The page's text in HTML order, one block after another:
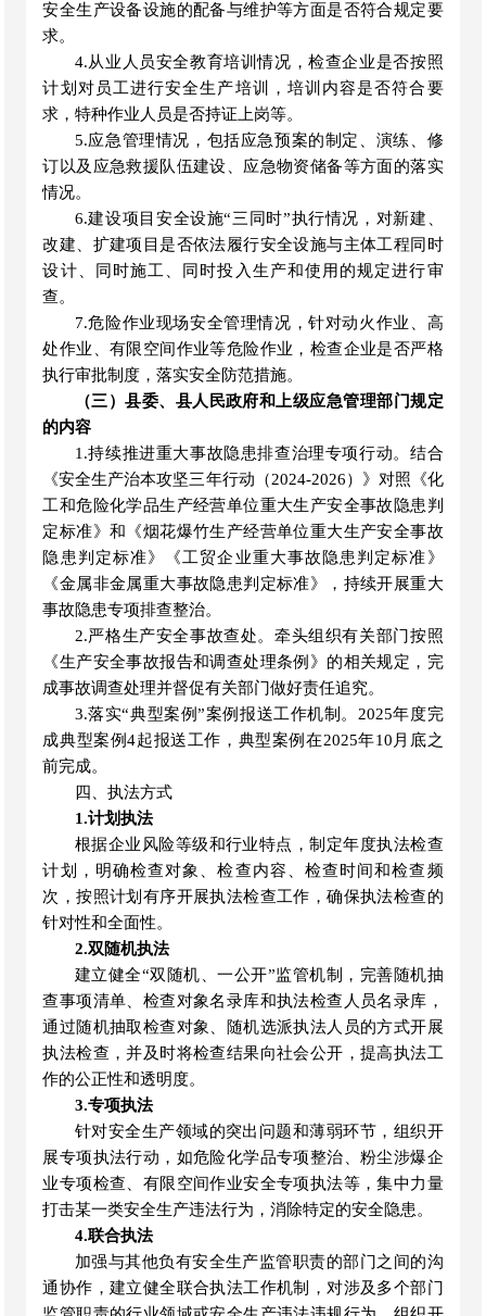
安全生产设备设施的配备与维护等方面是否符合规定要
求。
4.从业人员安全教育培训情况，检查企业是否按照
计划对员工进行安全生产培训，培训内容是否符合要
求，特种作业人员是否持证上岗等。
5.应急管理情况，包括应急预案的制定、演练、修
订以及应急救援队伍建设、应急物资储备等方面的落实
情况。
6.建设项目安全设施“三同时”执行情况，对新建、
改建、扩建项目是否依法履行安全设施与主体工程同时
设计、同时施工、同时投入生产和使用的规定进行审
查。
7.危险作业现场安全管理情况，针对动火作业、高
处作业、有限空间作业等危险作业，检查企业是否严格
执行审批制度，落实安全防范措施。
（三）县委、县人民政府和上级应急管理部门规定
的内容
1.持续推进重大事故隐患排查治理专项行动。结合
《安全生产治本攻坚三年行动（2024-2026）》对照《化
工和危险化学品生产经营单位重大生产安全事故隐患判
定标准》和《烟花爆竹生产经营单位重大生产安全事故
隐患判定标准》《工贸企业重大事故隐患判定标准》
《金属非金属重大事故隐患判定标准》，持续开展重大
事故隐患专项排查整治。
2.严格生产安全事故查处。牵头组织有关部门按照
《生产安全事故报告和调查处理条例》的相关规定，完
成事故调查处理并督促有关部门做好责任追究。
3.落实“典型案例”案例报送工作机制。2025年度完
成典型案例4起报送工作，典型案例在2025年10月底之
前完成。
四、执法方式
1.计划执法
根据企业风险等级和行业特点，制定年度执法检查
计划，明确检查对象、检查内容、检查时间和检查频
次，按照计划有序开展执法检查工作，确保执法检查的
针对性和全面性。
2.双随机执法
建立健全“双随机、一公开”监管机制，完善随机抽
查事项清单、检查对象名录库和执法检查人员名录库，
通过随机抽取检查对象、随机选派执法人员的方式开展
执法检查，并及时将检查结果向社会公开，提高执法工
作的公正性和透明度。
3.专项执法
针对安全生产领域的突出问题和薄弱环节，组织开
展专项执法行动，如危险化学品专项整治、粉尘涉爆企
业专项检查、有限空间作业安全专项执法等，集中力量
打击某一类安全生产违法行为，消除特定的安全隐患。
4.联合执法
加强与其他负有安全生产监管职责的部门之间的沟
通协作，建立健全联合执法工作机制，对涉及多个部门